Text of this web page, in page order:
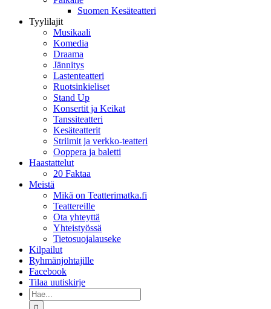
Suomen Kesäteatteri
Tyylilajit
Musikaali
Komedia
Draama
Jännitys
Lastenteatteri
Ruotsinkieliset
Stand Up
Konsertit ja Keikat
Tanssiteatteri
Kesäteatterit
Striimit ja verkko-teatteri
Ooppera ja baletti
Haastattelut
20 Faktaa
Meistä
Mikä on Teatterimatka.fi
Teattereille
Ota yhteyttä
Yhteistyössä
Tietosuojalauseke
Kilpailut
Ryhmänjohtajille
Facebook
Tilaa uutiskirje
Etsi
...